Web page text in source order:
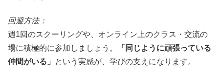
回避方法：
週1回のスクーリングや、オンライン上のクラス・交流の
場に積極的に参加しましょう。
「同じように頑張っている
仲間がいる」
という実感が、学びの支えになります。